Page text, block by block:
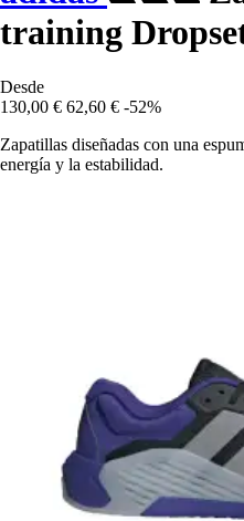
training
Desde
130,00 € 62,60 € -52%
Zapatillas diseñadas con una
energía y la estabilidad.